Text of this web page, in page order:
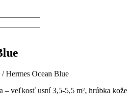
/ Hermes Ocean Blue
– veľkosť usní 3,5-5,5 m², hrúbka kože